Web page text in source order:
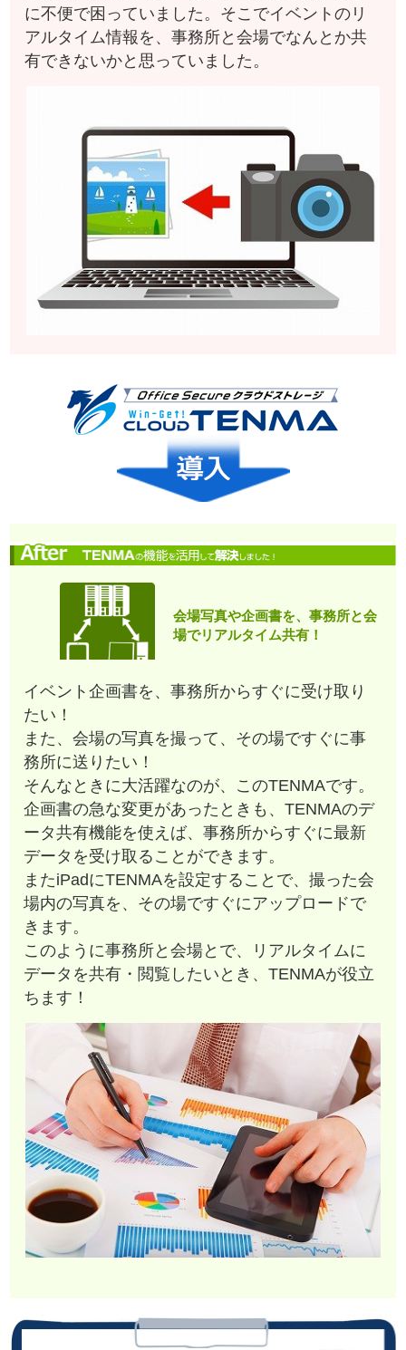
に不便で困っていました。そこでイベントのリ
アルタイム情報を、事務所と会場でなんとか共
有できないかと思っていました。
会場写真や企画書を、事務所と会
場でリアルタイム共有！
イベント企画書を、事務所からすぐに受け取り
たい！
また、会場の写真を撮って、その場ですぐに事
務所に送りたい！
そんなときに大活躍なのが、このTENMAです。
企画書の急な変更があったときも、TENMAのデ
ータ共有機能を使えば、事務所からすぐに最新
データを受け取ることができます。
またiPadにTENMAを設定することで、撮った会
場内の写真を、その場ですぐにアップロードで
きます。
このように事務所と会場とで、リアルタイムに
データを共有・閲覧したいとき、TENMAが役立
ちます！